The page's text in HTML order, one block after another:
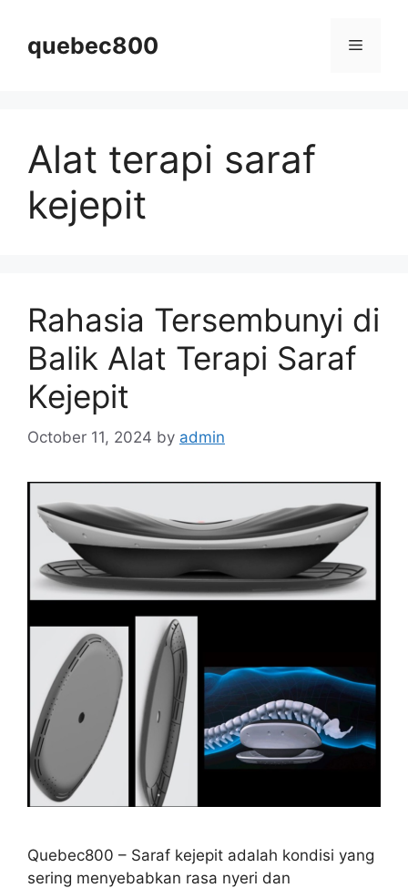
contentquebec800 Menu
Alat terapi saraf
kejepit
Rahasia Tersembunyi di
Balik Alat Terapi Saraf
Kejepit
October 11, 2024 by admin
Quebec800 – Saraf kejepit adalah kondisi yang
sering menyebabkan rasa nyeri dan